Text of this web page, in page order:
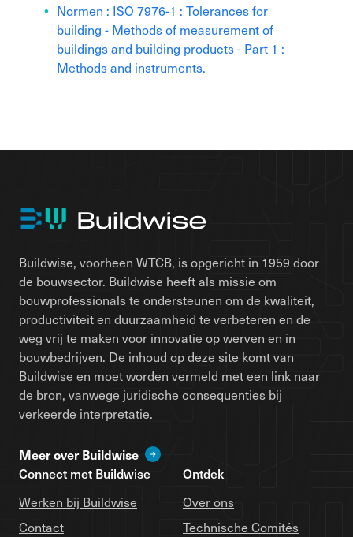
Normen : ISO 7976-1 : Tolerances for
building - Methods of measurement of
buildings and building products - Part 1 :
Methods and instruments.
Buildwise, voorheen WTCB, is opgericht in 1959 door
de bouwsector. Buildwise heeft als missie om
bouwprofessionals te ondersteunen om de kwaliteit,
productiviteit en duurzaamheid te verbeteren en de
weg vrij te maken voor innovatie op werven en in
bouwbedrijven. De inhoud op deze site komt van
Buildwise en moet worden vermeld met een link naar
de bron, vanwege juridische consequenties bij
verkeerde interpretatie.
Meer over Buildwise
Connect met Buildwise
Werken bij Buildwise
Contact
Ontdek
Over ons
Technische Comités